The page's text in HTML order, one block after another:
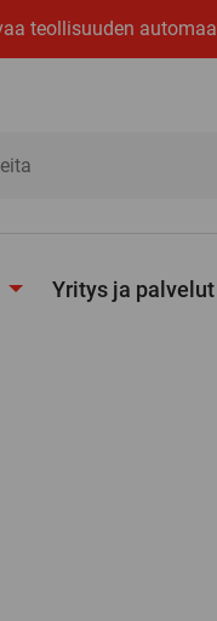
teollisuuden
Yritys ja palvelut